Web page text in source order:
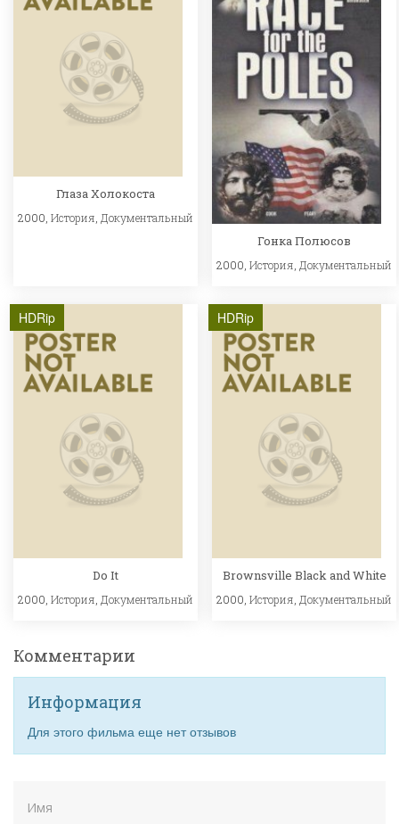
Глаза Холокоста
2000, История Документальный
Гонка Полюсов
2000,История,Документальный
HDRip
Do It
2000, История Документальный
HDRip
Brownsville Black and White
2000,История Документальный
Комментарии
Информация
Для этого фильма еще нет отзывов